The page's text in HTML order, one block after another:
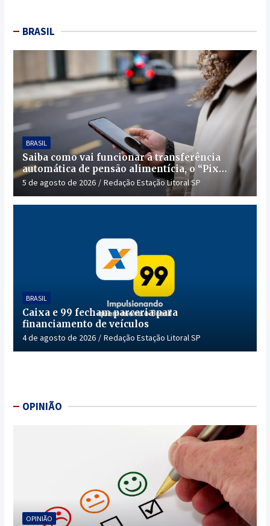
BRASIL
BRASIL
Saiba como vai funcionar a transferência
automática de pensão alimentícia, o “Pix
Pensão”
5 de agosto de 2026 Redação Estação Litoral SP
BRASIL
Caixa e 99 fecham parceria para
financiamento de veículos
4 de agosto de 2026 Redação Estação Litoral SP
OPINIÃO
OPINIÃO